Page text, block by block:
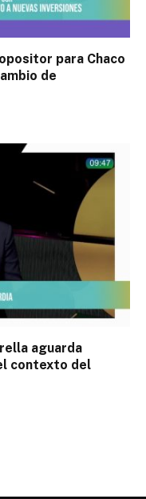
para Chaco
de
aguarda
contexto del